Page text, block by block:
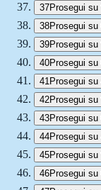
37Prosegui su
38Prosegui su
39Prosegui
40Prosegui
41 Prosegui
42Prosegui su
43Prosegui su
44Prosegui
45Prosegui
46Prosegui su